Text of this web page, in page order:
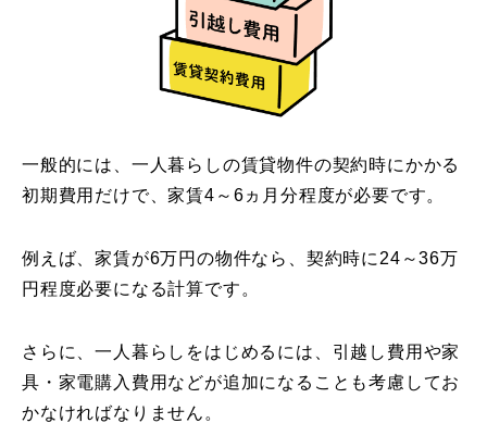
一般的には、一人暮らしの賃貸物件の契約時にかかる
初期費用だけで、家賃4～6ヵ月分程度が必要です。
例えば、家賃が6万円の物件なら、契約時に24～36万
円程度必要になる計算です。
さらに、一人暮らしをはじめるには、引越し費用や家
具・家電購入費用などが追加になることも考慮してお
かなければなりません。